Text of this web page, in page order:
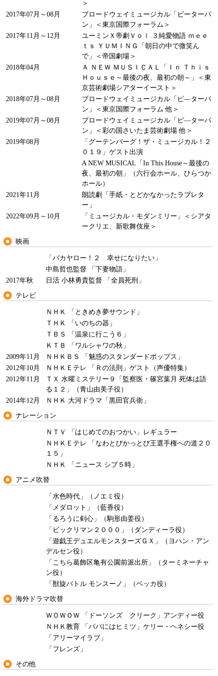
＞
2017年07月～08月
ブロードウェイミュージカル「ピーターパ
ン」＜東京国際フォーラム＞
2017年11月～12月
ユーミンＸ帝劇Ｖｏｌ.３純愛物語 ｍｅｅ
ｔｓ ＹＵＭＩＮＧ「朝日の中で微笑ん
で」＜帝国劇場＞
2018年04月
Ａ ＮＥＷ ＭＵＳＩＣＡＬ「Ｉｎ Ｔｈｉｓ
Ｈｏｕｓｅ～最後の夜、最初の朝～」＜東
京芸術劇場シアターイースト＞
2018年07月～08月
ブロードウェイミュージカル「ピ―ターパ
ン」＜東京国際フォーラム 他＞
2019年07月～08月
ブロードウェイミュージカル「ピ―ターパ
ン」＜彩の国さいたま芸術劇場 他＞
2019年08月
「グーテンバーグ！ザ・ミュージカル！２
０１９」ゲスト出演
A NEW MUSICAL「In This House～最後の
夜、最初の朝」（六行会ホール、ひらつか
ホール）
2021年11月
朗読劇「手紙・とどかなかったラブレタ
ー」
2022年09月～10月
「ミュージカル・モダンミリー」＜シアタ
ークリエ、新歌舞伎座＞
映画
「バカヤロー！２ 幸せになりたい」
中島哲也監督 「下妻物語」
2017年秋
日活 小林勇貴監督 「全員死刑」
テレビ
ＮＨＫ 「ときめき夢サウンド」
ＴＨＫ 「いのちの器」
ＴＢＳ 「温泉に行こう６」
ＫＴＢ 「ワルシャワの秋」
2009年11月
ＮＨＫＢＳ 「魅惑のスタンダードポップス」
2012年10月
ＮＨＫＥテレ 「Ｒの法則」ゲスト（声優特集）
2012年11月
ＴＸ 水曜ミステリー９「監察医・篠宮葉月 死体は語
る１２」（青山由美子役）
2014年12月
ＮＨＫ 大河ドラマ「黒田官兵衛」
ナレーション
ＮＴＶ 「はじめてのおつかい」レギュラー
ＮＨＫＥテレ 「なわとびかっとび王選手権への道２０
１５」
ＮＨＫ 「ニュース シブ５時」
アニメ吹替
「水色時代」（ノエミ役）
「メダロット」（藍香役）
「るろうに剣心」（駒形由姜役）
「ビックリマン２０００」（ダンディーラ役）
「遊戯王デュエルモンスターズＧＸ」（ヨハン・アン
デルセン役）
「こちら葛飾区亀有公園前派出所」（ターミネーチャ
ン役）
「獣旋バトル モンスーノ」（ベッカ役）
海外ドラマ吹替
ＷＯＷＯＷ 「ドーソンズ クリーク」アンディー役
ＮＨＫ教育 「パパにはヒミツ」ケリー・ヘネシー役
「アリーマイラブ」
「フレンズ」
その他